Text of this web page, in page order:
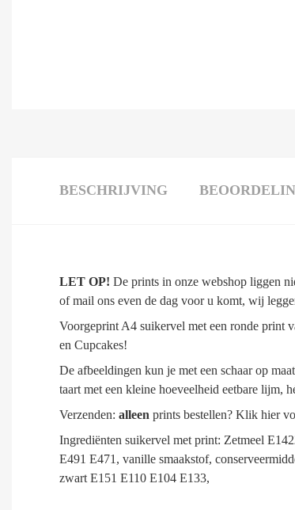
BESCHRIJVING
LET OP! De prints in onze webshop liggen
of mail ons even de dag voor u komt, wij
Voorgeprint A4 suikervel met een ronde print
en Cupcakes!
De afbeeldingen kun je met een schaar op
taart met een kleine hoeveelheid eetbare lijm,
Verzenden: alleen prints bestellen? Klik hier
Ingrediënten suikervel met print: Zetmeel
E491 E471, vanille smaakstof,
zwart E151 E110 E104 E133,